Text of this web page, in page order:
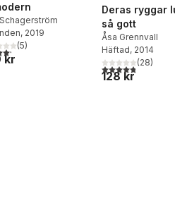
, 2019
5 stjärnor. Totalt antal röster:
(5)
kr
Deras ryggar
så gott
Åsa Grennvall
Häftad, 2014
4,8utav 5(28)
128 kr